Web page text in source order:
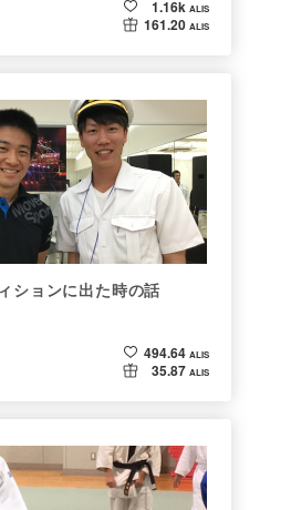
1.16k ALIS
161.20 ALIS
ションに出た時の話
494.64 ALIS
35.87 ALIS